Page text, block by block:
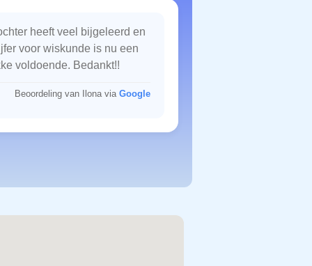
heeft veel bijgeleerd en
voor wiskunde is nu een
voldoende. Bedankt!!
Beoordeling van Ilona via Google